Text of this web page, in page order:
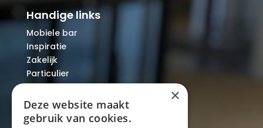
Handige links
Mobiele bar
Inspiratie
Zakelijk
Particulier
Over ons
Blog
Locaties
×
Deze website maakt
gebruik van cookies.